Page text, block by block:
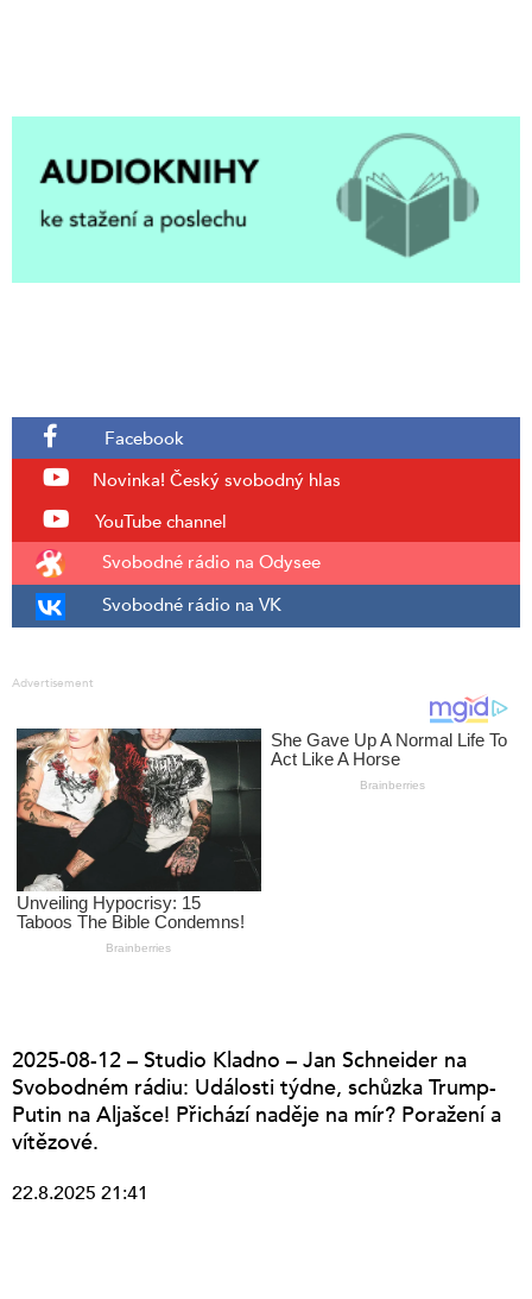
Facebook
Novinka! Český svobodný hlas
YouTube channel
Svobodné rádio na Odysee
Svobodné rádio na VK
Advertisement
2025-08-12 – Studio Kladno – Jan Schneider na
Svobodném rádiu: Události týdne, schůzka Trump-
Putin na Aljašce! Přichází naděje na mír? Poražení a
vítězové.
22.8.2025 21:41